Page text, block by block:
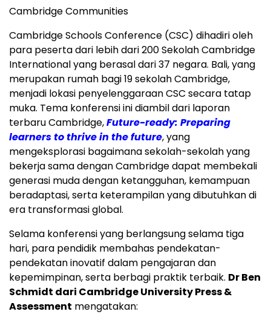
Cambridge Communities
Cambridge Schools Conference (CSC) dihadiri oleh
para peserta dari lebih dari 200 Sekolah Cambridge
International yang berasal dari 37 negara. Bali, yang
merupakan rumah bagi 19 sekolahCambridge,
menjadi lokasi penyelenggaraan CSC secara tatap
muka. Tema konferensi ini diambil dari laporan
terbaruCambridge,Future-ready: Preparing
learners to thrive in the future, yang
mengeksplorasi bagaimana sekolah-sekolah yang
bekerja sama denganCambridgedapat membekali
generasi muda dengan ketangguhan, kemampuan
beradaptasi, serta keterampilan yang dibutuhkan di
era transformasi global.
Selama konferensi yang berlangsung selama tiga
hari, para pendidik membahas pendekatan-
pendekatan inovatif dalam pengajaran dan
kepemimpinan, serta berbagi praktik terbaik. DrBen
Schmidt dari Cambridge UniversityPress &
Assessment mengatakan: